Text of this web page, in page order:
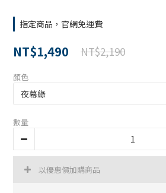
指定商品，官網免運費
NT$1,490 NT$2,190
顏色
數量
以優惠價加購商品